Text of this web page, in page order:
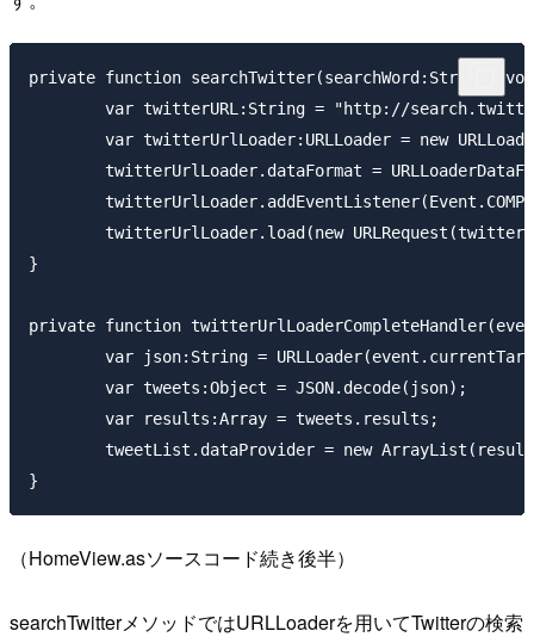
private function
}
private function
（HomeView.asソースコード続き後半）
searchTwitterメソッドではURLLoaderを用いてTwitterの検索